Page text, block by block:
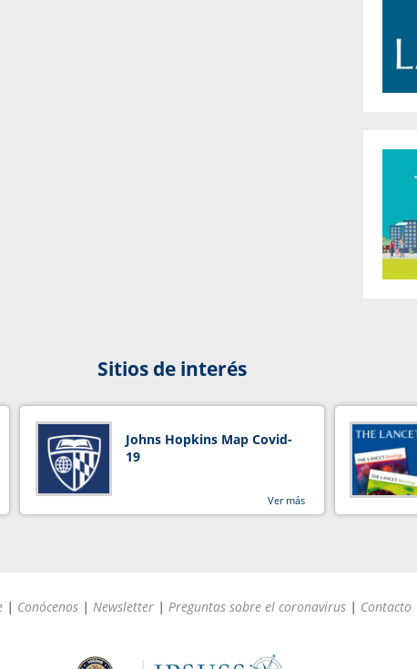
Sitios de interés
Johns Hopkins Map Covid-
19
Ver más
| Conócenos | Newsletter | Preguntas sobre el coronavirus | Contacto